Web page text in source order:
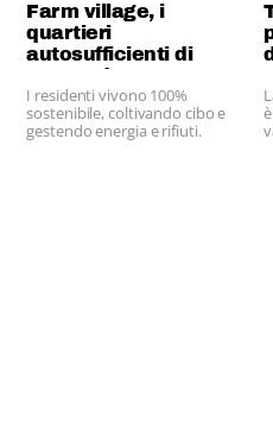
Farm village, i
quartieri
autosufficienti di
Amsterdam
I residenti vivono 100%
sostenibile, coltivando cibo e
gestendo energia e rifiuti.